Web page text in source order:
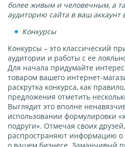
более живым и человечным, а
аудиторию сайта в ваш аккаунт
Конкурсы
Конкурсы – это классический
аудитории и работы с ее
Для начала придумайте
товаром вашего интернет-
раскрутка конкурса, как
предложения отметить
Выглядит это вполне
использовании формулировки
подруги». Отмечая своих
распространяют информацию о
о вашем бизнесе. Заманчивый